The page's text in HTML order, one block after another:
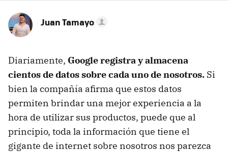
Juan Tamayo
Diariamente, Google registra y almacena
cientos de datos sobre cada uno de nosotros. Si
bien la compañía afirma que estos datos
permiten brindar una mejor experiencia a la
hora de utilizar sus productos, puede que al
principio, toda la información que tiene el
gigante de internet sobre nosotros nos parezca